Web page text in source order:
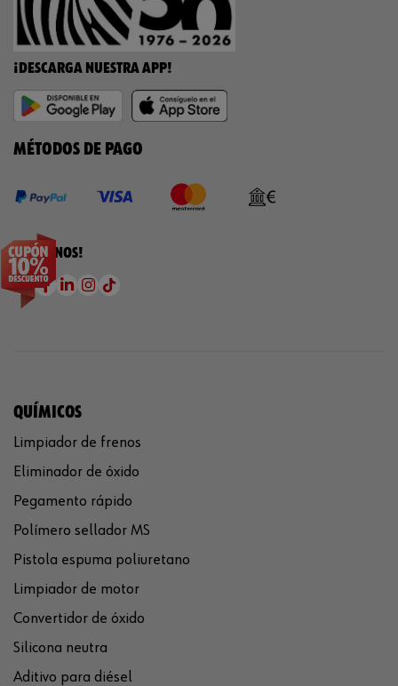
¡DESCARGA NUESTRA APP!
MÉTODOS DE PAGO
¡SÍGUENOS!
QUÍMICOS
Limpiador de frenos
Eliminador de óxido
Pegamento rápido
Polímero sellador MS
Pistola espuma poliuretano
Limpiador de motor
Convertidor de óxido
Silicona neutra
Aditivo para diésel